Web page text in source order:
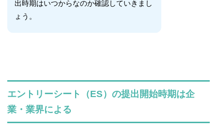
出時期はいつからなのか確認していきまし
ょう。
エントリーシート（ES）の提出開始時期は企
業・業界による